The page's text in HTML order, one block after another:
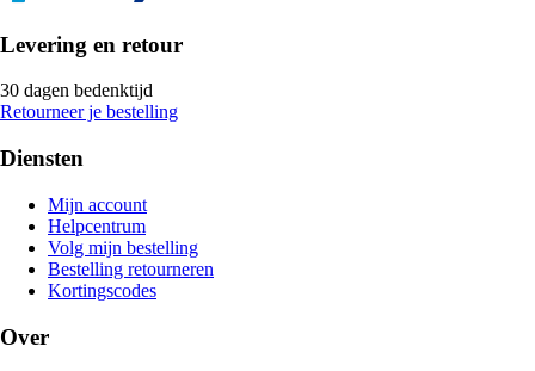
Levering en retour
30 dagen bedenktijd
Retourneer je bestelling
Diensten
Mijn account
Helpcentrum
Volg mijn bestelling
Bestelling retourneren
Kortingscodes
Over